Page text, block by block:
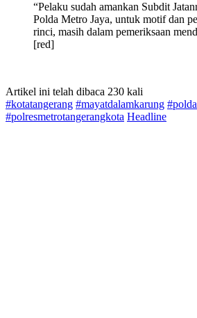
“Pelaku sudah amankan Subdit
Polda Metro Jaya, untuk motif dan
rinci, masih dalam pemeriksaan
[red]
Artikel ini telah dibaca 230 kali
#kotatangerang #mayatdalamkarung
#polresmetrotangerangkota Headline